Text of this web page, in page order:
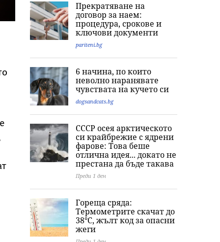
Прекратяване на
договор за наем:
процедура, срокове и
ключови документи
pariteni.bg
6 начина, по които
неволно наранявате
чувствата на кучето си
dogsandcats.bg
СССР осея арктическото
си крайбрежие с ядрени
фарове: Това беше
отлична идея... докато не
престана да бъде такава
Преди 1 ден
Гореща сряда:
Термометрите скачат до
38°C, жълт код за опасни
жеги